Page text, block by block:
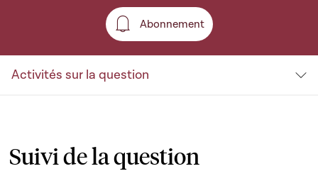
Abonnement
Abonnement
Activités sur la question
Suivi de la question